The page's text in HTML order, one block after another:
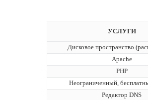
УСЛУГИ
Дисковое пространство
Apache
PHP
Неограниченный,
Редактор DNS